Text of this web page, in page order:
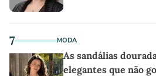
7 MODA
As sandálias
elegantes que não